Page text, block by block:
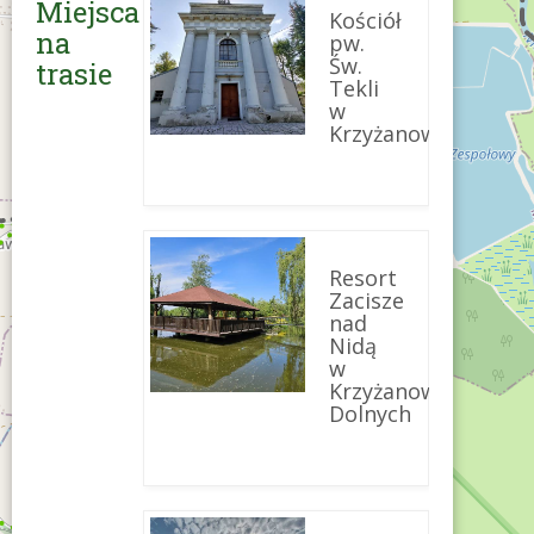
Miejsca
na
trasie
Kościół
pw.
Św.
Tekli
w
Krzyżanowicach
Resort
Zacisze
nad
Nidą
w
Krzyżanowicach
Dolnych